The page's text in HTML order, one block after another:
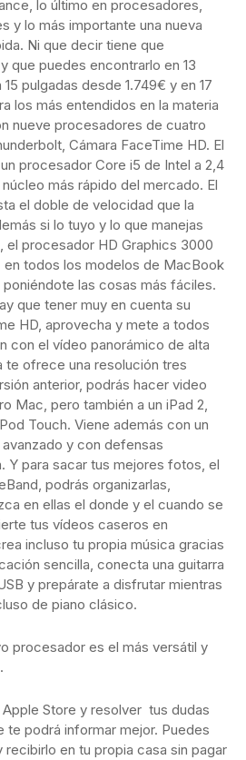
lo último en procesadores,
y lo más importante una nueva
Ni que decir tiene que
que puedes encontrarlo en 13
pulgadas desde 1.749€ y en 17
los más entendidos en la materia
nueve procesadores de cuatro
Cámara FaceTime HD. El
procesador Core i5 de Intel a 2,4
más rápido del mercado. El
el doble de velocidad que la
si lo tuyo y lo que manejas
el procesador HD Graphics 3000
todos los modelos de MacBook
las cosas más fáciles.
que tener muy en cuenta su
HD, aprovecha y mete a todos
con el vídeo panorámico de alta
te ofrece una resolución tres
anterior, podrás hacer video
Mac, pero también a un iPad 2,
Touch. Viene además con un
y con defensas
Y para sacar tus mejores fotos, el
podrás organizarlas,
en ellas el donde y el cuando se
tus vídeos caseros en
incluso tu propia música gracias
sencilla, conecta una guitarra
y prepárate a disfrutar mientras
de piano clásico.
procesador es el más versátil y
Store y resolver tus dudas
te podrá informar mejor. Puedes
en tu propia casa sin pagar